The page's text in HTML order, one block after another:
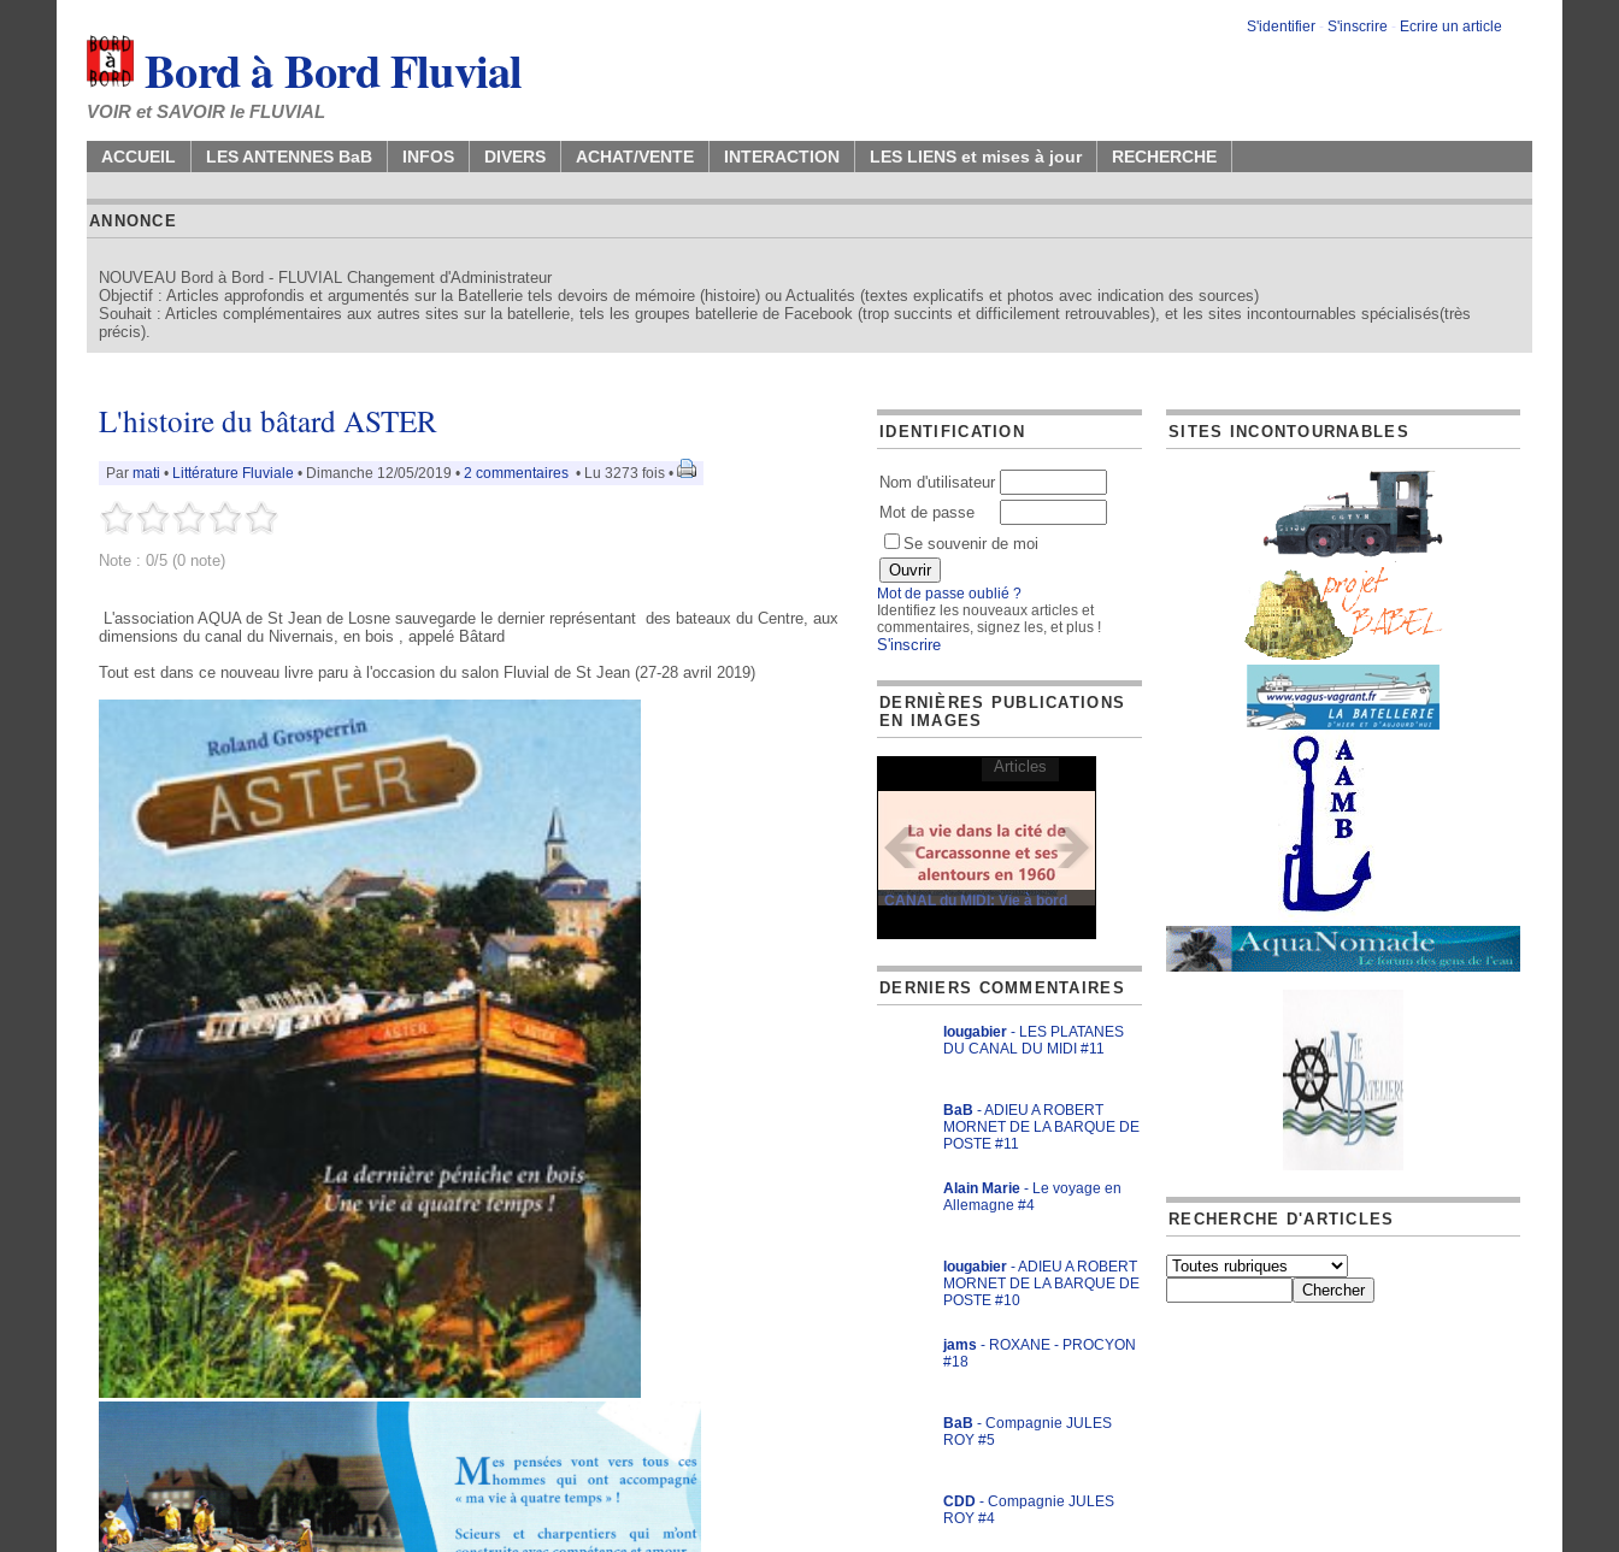
S'identifier - S'inscrire - Ecrire un article
Bord à Bord Fluvial
VOIR et SAVOIR le FLUVIAL
ACCUEIL LES ANTENNES BaB INFOS DIVERS ACHAT/VENTE INTERACTION LES LIENS et mises à jour RECHERCHE
ANNONCE
NOUVEAU Bord à Bord - FLUVIAL Changement d'Administrateur
Objectif : Articles approfondis et argumentés sur la Batellerie tels devoirs de mémoire (histoire) ou Actualités (textes explicatifs et photos avec indication des sources)
Souhait : Articles complémentaires aux autres sites sur la batellerie, tels les groupes batellerie de Facebook (trop succints et difficilement retrouvables), et les sites incontournables spécialisés(très
précis).
L'histoire du bâtard ASTER
Par mati • Littérature Fluviale • Dimanche 12/05/2019 • 2 commentaires • Lu 3273 fois •
Note : 0/5 (0 note)
L'association AQUA de St Jean de Losne sauvegarde le dernier représentant des bateaux du Centre, aux
dimensions du canal du Nivernais, en bois , appelé Bâtard
Tout est dans ce nouveau livre paru à l'occasion du salon Fluvial de St Jean (27-28 avril 2019)
IDENTIFICATION
Nom d'utilisateur
Mot de passe
Se souvenir de moi
Mot de passe oublié ?
Identifiez les nouveaux articles et
commentaires, signez les, et plus !
S'inscrire
DERNIÈRES PUBLICATIONS
EN IMAGES
CANAL du MIDI: Vie à bord
Articles
DERNIERS COMMENTAIRES
lougabier - LES PLATANES
DU CANAL DU MIDI #11
BaB - ADIEU A ROBERT
MORNET DE LA BARQUE DE
POSTE #11
Alain Marie - Le voyage en
Allemagne #4
lougabier - ADIEU A ROBERT
MORNET DE LA BARQUE DE
POSTE #10
jams - ROXANE - PROCYON
#18
BaB - Compagnie JULES
ROY #5
CDD - Compagnie JULES
ROY #4
SITES INCONTOURNABLES
RECHERCHE D'ARTICLES